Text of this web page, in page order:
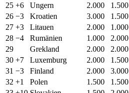
25 +6 Ungern 2.000 1.500
26 −3 Kroatien 3.000 1.500
27 +3 Litauen 2.000 1.000
28 −4 Rumänien 1.000 2.000
29
Grekland 2.000 2.000
30 +7 Luxemburg 2.000 1.500
31 −3 Finland 2.000 3.000
32 +1 Polen 1.500 1.500